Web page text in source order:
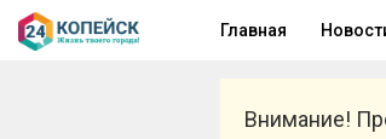
Главная
Внимание!